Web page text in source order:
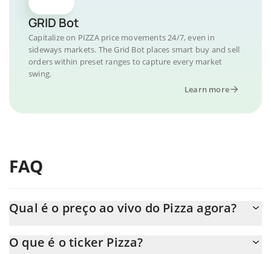
GRID Bot
Capitalize on PIZZA price movements 24/7, even in
sideways markets. The Grid Bot places smart buy and sell
orders within preset ranges to capture every market
swing.
Learn more
FAQ
Qual é o preço ao vivo do Pizza agora?
O que é o ticker Pizza?